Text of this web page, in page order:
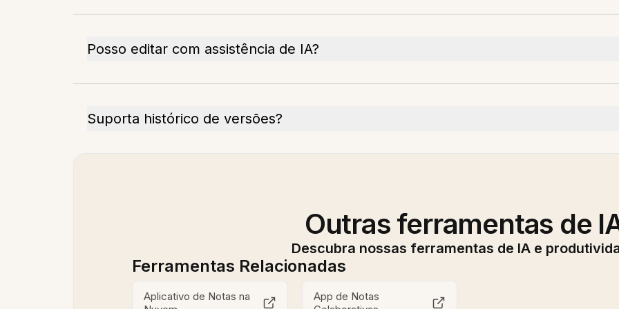
Posso editar com assistência de IA?
Suporta histórico de versões?
Outras ferramentas de
Descubra nossas ferramentas de IA e
Ferramentas Relacionadas
Aplicativo de Notas na
App de Notas